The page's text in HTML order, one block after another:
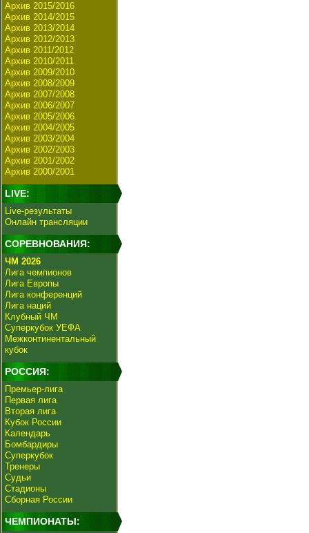
Архив 2015/2016
Архив 2014/2015
Архив 2013/2014
Архив 2012/2013
Архив 2011/2012
Архив 2010/2011
Архив 2009/2010
Архив 2008/2009
Архив 2007/2008
Архив 2006/2007
Архив 2005/2006
Архив 2004/2005
Архив 2003/2004
Архив 2002/2003
Архив 2001/2002
Архив 2000/2001
LIVE:
Live-результаты
Онлайн трансляции
СОРЕВНОВАНИЯ:
ЧМ 2026
Лига чемпионов
Лига Европы
Лига конференций
Лига наций
Клубный ЧМ
Суперкубок УЕФА
Межконтинентальный
кубок
РОССИЯ:
Премьер-лига
Первая лига
Вторая лига
Кубок России
Календарь
Бомбардиры
Суперкубок
Тренеры
Судьи
Стадионы
Сборная России
ЧЕМПИОНАТЫ: